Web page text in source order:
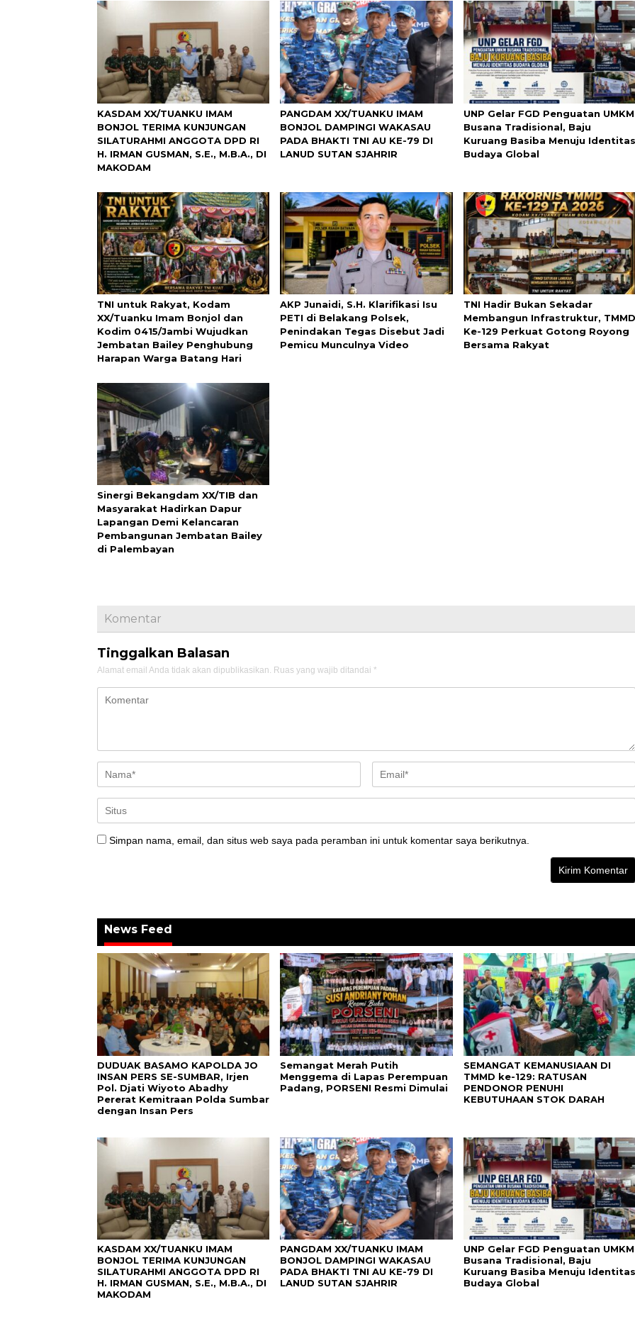
KASDAM XX/TUANKU IMAM
BONJOL TERIMA KUNJUNGAN
SILATURAHMI ANGGOTA DPD RI
H. IRMAN GUSMAN, S.E., M.B.A., DI
MAKODAM
PANGDAM XX/TUANKU IMAM
BONJOL DAMPINGI WAKASAU
PADA BHAKTI TNI AU KE-79 DI
LANUD SUTAN SJAHRIR
UNP Gelar FGD Penguatan UMKM
Busana Tradisional, Baju
Kuruang Basiba Menuju Identitas
Budaya Global
TNI untuk Rakyat, Kodam
XX/Tuanku Imam Bonjol dan
Kodim 0415/Jambi Wujudkan
Jembatan Bailey Penghubung
Harapan Warga Batang Hari
AKP Junaidi, S.H. Klarifikasi Isu
PETI di Belakang Polsek,
Penindakan Tegas Disebut Jadi
Pemicu Munculnya Video
TNI Hadir Bukan Sekadar
Membangun Infrastruktur, TMMD
Ke-129 Perkuat Gotong Royong
Bersama Rakyat
Sinergi Bekangdam XX/TIB dan
Masyarakat Hadirkan Dapur
Lapangan Demi Kelancaran
Pembangunan Jembatan Bailey
di Palembayan
Komentar
Tinggalkan Balasan
Alamat email Anda tidak akan dipublikasikan. Ruas yang wajib ditandai *
Simpan nama, email, dan situs web saya pada peramban ini untuk komentar saya berikutnya.
News Feed
DUDUAK BASAMO KAPOLDA JO
INSAN PERS SE-SUMBAR, Irjen
Pol. Djati Wiyoto Abadhy
Pererat Kemitraan Polda Sumbar
dengan Insan Pers
Semangat Merah Putih
Menggema di Lapas Perempuan
Padang, PORSENI Resmi Dimulai
SEMANGAT KEMANUSIAAN DI
TMMD ke-129: RATUSAN
PENDONOR PENUHI
KEBUTUHAAN STOK DARAH
KASDAM XX/TUANKU IMAM
BONJOL TERIMA KUNJUNGAN
SILATURAHMI ANGGOTA DPD RI
H. IRMAN GUSMAN, S.E., M.B.A., DI
MAKODAM
PANGDAM XX/TUANKU IMAM
BONJOL DAMPINGI WAKASAU
PADA BHAKTI TNI AU KE-79 DI
LANUD SUTAN SJAHRIR
UNP Gelar FGD Penguatan UMKM
Busana Tradisional, Baju
Kuruang Basiba Menuju Identitas
Budaya Global